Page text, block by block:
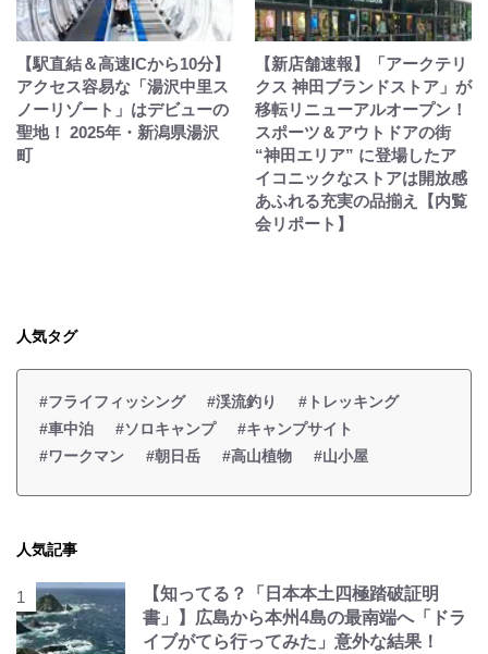
【駅直結＆高速ICから10分】
アクセス容易な「湯沢中里ス
ノーリゾート」はデビューの
聖地！ 2025年・新潟県湯沢
町
【新店舗速報】「アークテリ
クス 神田ブランドストア」が
移転リニューアルオープン！
スポーツ＆アウトドアの街
“神田エリア” に登場したア
イコニックなストアは開放感
あふれる充実の品揃え【内覧
会リポート】
人気タグ
#フライフィッシング #渓流釣り
#トレッキング
#車中泊
#ソロキャンプ
#キャンプサイト
#ワークマン
#朝日岳 #高山植物 #山小屋
人気記事
【知ってる？「日本本土四極踏破証明
書」】広島から本州4島の最南端へ「ドラ
イブがてら行ってみた」意外な結果！